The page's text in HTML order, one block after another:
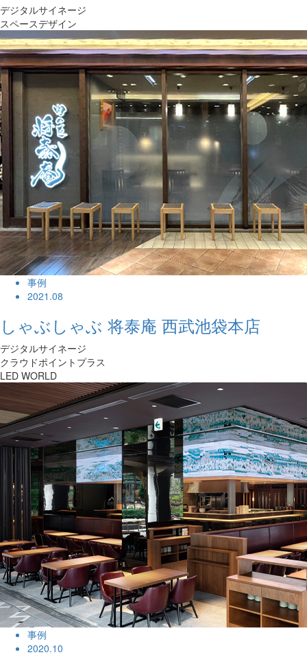
デジタルサイネージ
スペースデザイン
事例
2021.08
しゃぶしゃぶ 将泰庵 西武池袋本店
デジタルサイネージ
クラウドポイントプラス
LED WORLD
事例
2020.10